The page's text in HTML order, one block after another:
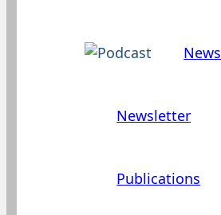
News
Newsletter
Publications